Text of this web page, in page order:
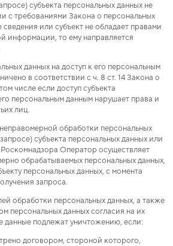
субъекта персональных данных не
с требованиями Закона о персональных
или субъект не обладает правами
информации, то ему направляется
данных на доступ к его персональным
в соответствии с ч. 8 ст. 14 Закона о
числе если доступ субъекта
персональным данным нарушает права и
лиц.
обработки персональных
субъекта персональных данных или
Оператор осуществляет
обрабатываемых персональных данных,
персональных данных, с момента
запроса.
обработки персональных данных, а также
персональных данных согласия на их
данные подлежат уничтожению, если:
договором, стороной которого,